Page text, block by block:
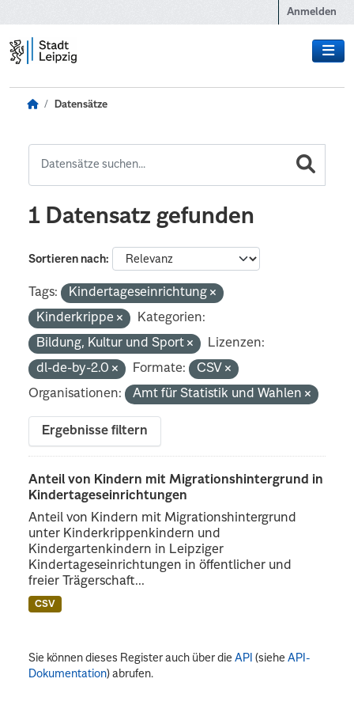
Anmelden
Datensätze
1 Datensatz gefunden
Sortieren nach
Tags:
Kindertageseinrichtung
Kinderkrippe
Kategorien:
Bildung, Kultur und Sport
Lizenzen:
dl-de-by-2.0
Formate:
CSV
Organisationen:
Amt für Statistik und Wahlen
Ergebnisse filtern
Anteil von Kindern mit Migrationshintergrund in
Kindertageseinrichtungen
Anteil von Kindern mit Migrationshintergrund
unter Kinderkrippenkindern und
Kindergartenkindern in Leipziger
Kindertageseinrichtungen in öffentlicher und
freier Trägerschaft...
CSV
Sie können dieses Register auch über dieAPI (sieheAPI-
Dokumentation) abrufen.